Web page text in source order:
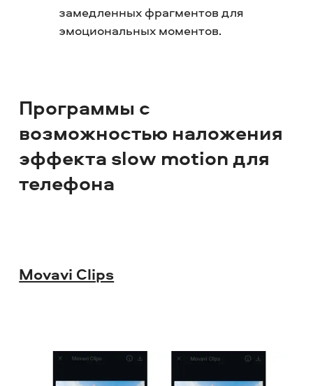
замедленных фрагментов для
эмоциональных моментов.
Программы с
возможностью наложения
эффекта slow motion для
телефона
Movavi Clips